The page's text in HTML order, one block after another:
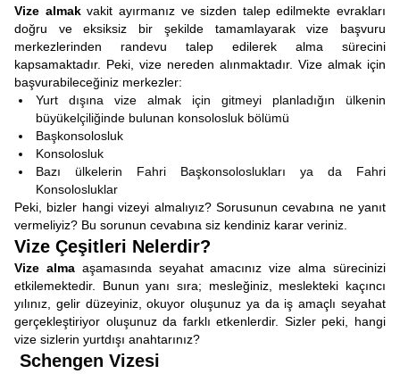
Vize almakvakit ayırmanız ve sizden talep edilmekte evrakları
doğru ve eksiksiz bir şekilde tamamlayarak vize başvuru
merkezlerinden randevu talep edilerek alma sürecini
kapsamaktadır. Peki, vize nereden alınmaktadır. Vize almak için
başvurabileceğiniz merkezler:
Yurt dışına vize almak için gitmeyi planladığın ülkenin
büyükelçiliğinde bulunan konsolosluk bölümü
Başkonsolosluk
Konsolosluk
Bazı ülkelerin Fahri Başkonsoloslukları ya da Fahri
Konsolosluklar
Peki, bizler hangi vizeyi almalıyız? Sorusunun cevabına ne yanıt
vermeliyiz? Bu sorunun cevabına siz kendiniz karar veriniz.
Vize Çeşitleri Nelerdir?
Vize almaaşamasında seyahat amacınız vize alma sürecinizi
etkilemektedir. Bunun yanı sıra; mesleğiniz, meslekteki kaçıncı
yılınız, gelir düzeyiniz, okuyor oluşunuz ya da iş amaçlı seyahat
gerçekleştiriyor oluşunuz da farklı etkenlerdir. Sizler peki, hangi
vize sizlerin yurtdışı anahtarınız?
Schengen Vizesi